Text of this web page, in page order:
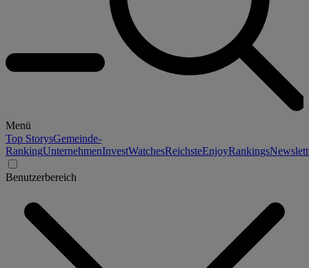
Menü
Top StorysGemeinde-
RankingUnternehmenInvestWatchesReichsteEnjoyRankings
Benutzerbereich